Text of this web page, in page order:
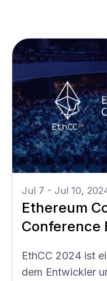
Jul 7 - Jul 10,
Ethereum
Conference
EthCC 2024 ist
dem Entwickler